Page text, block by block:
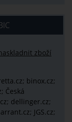
zboží
binox.cz;
Česká
dellinger.cz;
JGS.cz;